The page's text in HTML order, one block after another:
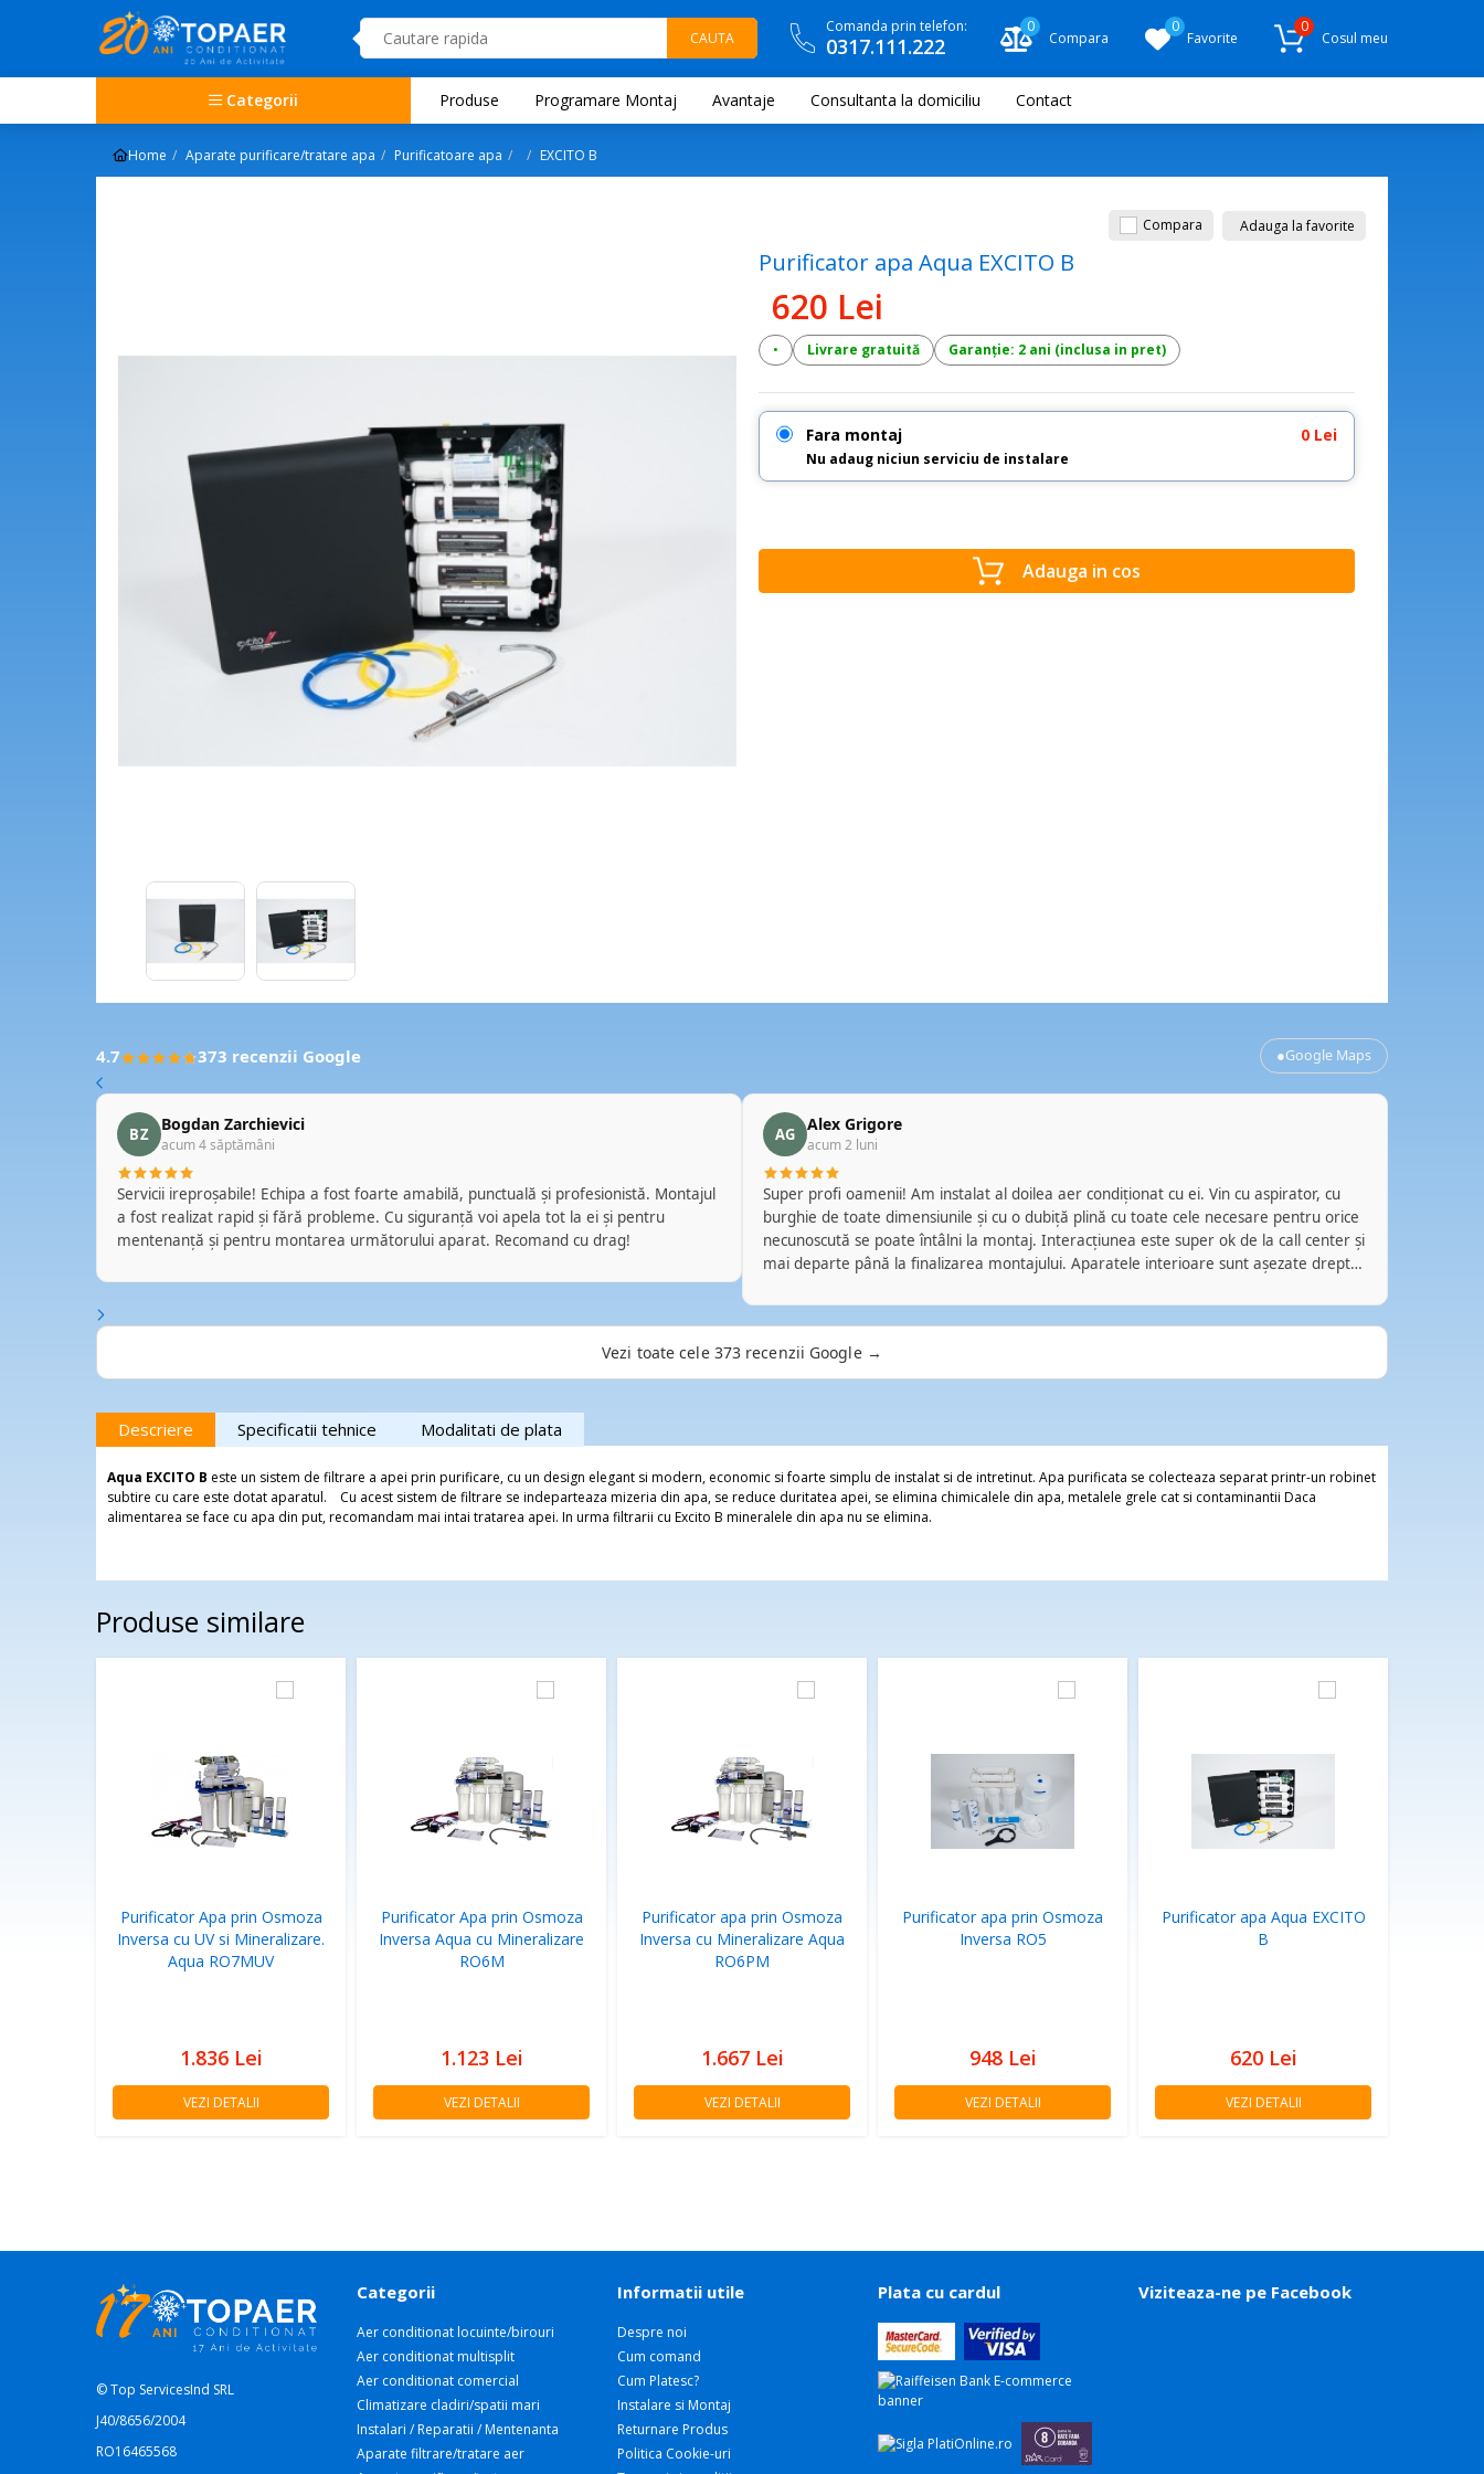
Comanda prin telefon:
0317.111.222 Compara
0
Favorite
0
Cosul meu
0
Categorii Produse Programare Montaj Avantaje Consultanta la domiciliu Contact
Home Aparate purificare/tratare apa Purificatoare apa EXCITO B
Compara Adauga la favorite
Purificator apa Aqua EXCITO B
620 Lei
• Livrare gratuită Garanție: 2 ani (inclusa in pret)
Fara montaj 0 Lei
Nu adaug niciun serviciu de instalare
Adauga in cos
4.7 373 recenzii Google ●Google Maps
BZ Bogdan Zarchievici
acum 4 săptămâni
Servicii ireproșabile! Echipa a fost foarte amabilă, punctuală și profesionistă. Montajul
a fost realizat rapid și fără probleme. Cu siguranță voi apela tot la ei și pentru
mentenanță și pentru montarea următorului aparat. Recomand cu drag!
AG Alex Grigore
acum 2 luni
Super profi oamenii! Am instalat al doilea aer condiționat cu ei. Vin cu aspirator, cu
burghie de toate dimensiunile și cu o dubiță plină cu toate cele necesare pentru orice
necunoscută se poate întâlni la montaj. Interacțiunea este super ok de la call center și
mai departe până la finalizarea montajului. Aparatele interioare sunt așezate drept
mi-am pus cu ei două Daikin de 18.000 BTU în Pipera. Unul parcă e de anul trecut.
Merge brici. Ălălalt e de câteva zile, și dă din coadă bine. Eu îi recomand. Nu am nicio
obligație sau benficiu să fac asta. Pur și simplu așa au fost experiențele mele cu ei.
Vezi toate cele 373 recenzii Google →
Descriere Specificatii tehnice Modalitati de plata
Aqua EXCITO B este un sistem de filtrare a apei prin purificare, cu un design elegant si modern, economic si foarte simplu de instalat si de intretinut. Apa purificata se colecteaza separat printr-un robinet
subtire cu care este dotat aparatul. Cu acest sistem de filtrare se indeparteaza mizeria din apa, se reduce duritatea apei, se elimina chimicalele din apa, metalele grele cat si contaminantii Daca
alimentarea se face cu apa din put, recomandam mai intai tratarea apei. In urma filtrarii cu Excito B mineralele din apa nu se elimina.
Produse similare
Purificator Apa prin Osmoza
Inversa cu UV si Mineralizare.
Aqua RO7MUV
1.836 Lei
VEZI DETALII
Purificator Apa prin Osmoza
Inversa Aqua cu Mineralizare
RO6M
1.123 Lei
VEZI DETALII
Purificator apa prin Osmoza
Inversa cu Mineralizare Aqua
RO6PM
1.667 Lei
VEZI DETALII
Purificator apa prin Osmoza
Inversa RO5
948 Lei
VEZI DETALII
Purificator apa Aqua EXCITO
B
620 Lei
VEZI DETALII
© Top ServicesInd SRL
J40/8656/2004
RO16465568
Categorii
Aer conditionat locuinte/birouri
Aer conditionat multisplit
Aer conditionat comercial
Climatizare cladiri/spatii mari
Instalari / Reparatii / Mentenanta
Aparate filtrare/tratare aer
Informatii utile
Despre noi
Cum comand
Cum Platesc?
Instalare si Montaj
Returnare Produs
Politica Cookie-uri
Plata cu cardul Viziteaza-ne pe Facebook